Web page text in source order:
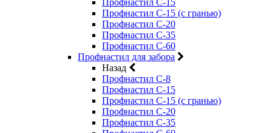
Профнастил С-15
Профнастил С-15 (с гранью)
Профнастил С-20
Профнастил С-35
Профнастил С-60
Профнастил для забора
Назад
Профнастил С-8
Профнастил С-15
Профнастил С-15 (с гранью)
Профнастил С-20
Профнастил С-35